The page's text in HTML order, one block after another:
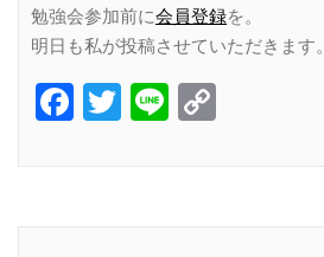
勉強会参加前に会員登録を。
明日も私が投稿させていただきます。
Facebook
Twitter
Line